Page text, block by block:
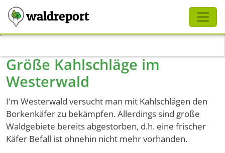
waldreport
Größe Kahlschläge im
Westerwald
I'm Westerwald versucht man mit Kahlschlägen den
Borkenkäfer zu bekämpfen. Allerdings sind große
Waldgebiete bereits abgestorben, d.h. eine frischer
Käfer Befall ist ohnehin nicht mehr vorhanden.
Schliessen